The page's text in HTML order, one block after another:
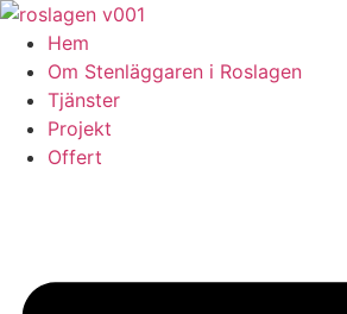
Skip
content
Hem
Om Stenläggaren i Roslagen
Tjänster
Projekt
Offert